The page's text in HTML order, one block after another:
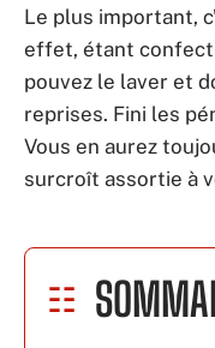
Le plus important,
effet, étant
pouvez le laver et
reprises. Fini les
Vous en aurez
surcroît assortie à